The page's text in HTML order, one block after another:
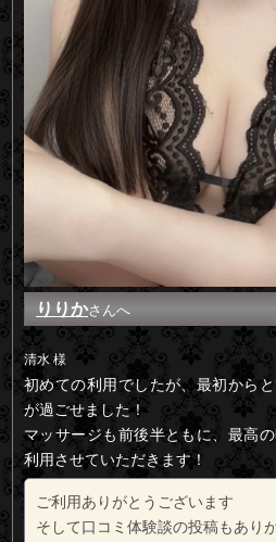
りりかさんへ
清水 様
初めての利用でしたが、最初から
が過ごせました！
マッサージも前後半ともに、最高
利用させていただきます！
ご利用ありがとうございます
そして口コミ体験談の投稿もあり